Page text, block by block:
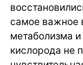
самое важное
метаболизма
кислорода не